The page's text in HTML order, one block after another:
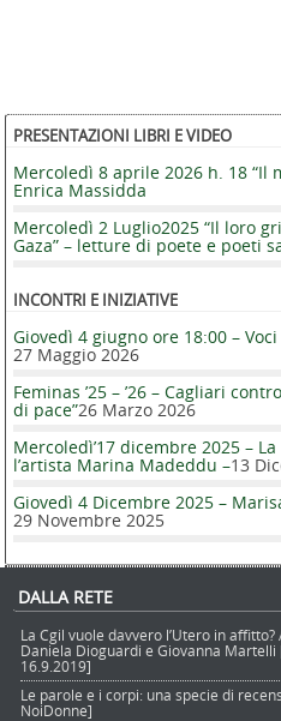
Post navigation
PRESENTAZIONI LIBRI E VIDEO
Mercoledì 8 aprile 2026 h. 18 “Il
Enrica Massidda
Mercoledì 2 Luglio2025 “Il loro
Gaza” – letture di poete e poeti
INCONTRI E INIZIATIVE
Giovedì 4 giugno ore 18:00 –
27 Maggio 2026
Feminas ’25 – ’26 – Cagliari
di pace”26 Marzo 2026
Mercoledì’17 dicembre 2025 –
l’artista Marina Madeddu –13
Giovedì 4 Dicembre 2025 –
29 Novembre 2025
DALLA RETE
La Cgil vuole davvero l’Utero in
Daniela Dioguardi e Giovanna
16.9.2019]
Le parole e i corpi: una specie di
NoiDonne]